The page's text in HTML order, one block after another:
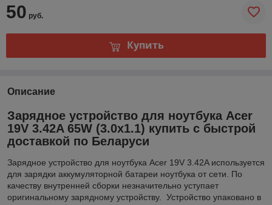
50 руб.
Купить
Описание
Зарядное устройство для ноутбука Acer
19V 3.42A 65W (3.0x1.1) купить с быстрой
доставкой по Беларуси
Зарядное устройство для ноутбука Acer 19V 3.42A используется
для зарядки аккумуляторной батареи ноутбука от сети. По
качеству внутренней сборки незначительно уступает
оригинальному зарядному устройству. Устройство упаковано в